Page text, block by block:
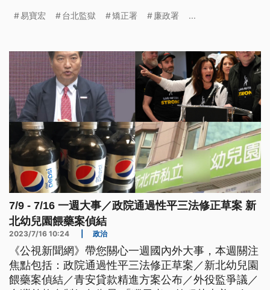
7月，已經懲處北監2名承辦人員申誡，卻遭矯正署退
易寶宏 台北監獄 矯正署 廉政署 ...
7/9 - 7/16 一週大事／政院通過性平三法修正草案 新
北幼兒園餵藥案偵結
2023/7/16 10:24 政治
《公視新聞網》帶您關心一週國內外大事，本週關注
焦點包括：政院通過性平三法修正草案／新北幼兒園
餵藥案偵結／青安貸款精進方案公布／外役監爭議／